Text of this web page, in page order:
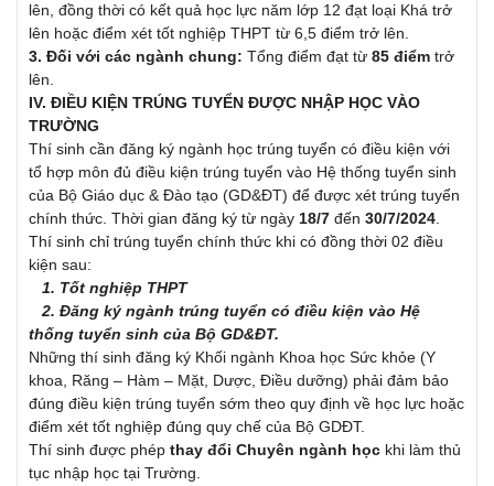
lên, đồng thời có kết quả học lực năm lớp 12 đạt loại Khá trở
lên hoặc điểm xét tốt nghiệp THPT từ 6,5 điểm trở lên.
3. Đối với các ngành chung: Tổng điểm đạt từ 85 điểm trở
lên.
IV. ĐIỀU KIỆN TRÚNG TUYỂN ĐƯỢC NHẬP HỌC VÀO
TRƯỜNG
Thí sinh cần đăng ký ngành học trúng tuyển có điều kiện với
tổ hợp môn đủ điều kiện trúng tuyển vào Hệ thống tuyển sinh
của Bộ Giáo dục & Đào tạo (GD&ĐT) để được xét trúng tuyển
chính thức. Thời gian đăng ký từ ngày 18/7 đến 30/7/2024
Thí sinh chỉ trúng tuyển chính thức khi có đồng thời 02 điều
kiện sau:
1. Tốt nghiệp THPT
2. Đăng ký ngành trúng tuyển có điều kiện vào Hệ
thống tuyển sinh của Bộ GD&ĐT.
Những thí sinh đăng ký Khối ngành Khoa học Sức khỏe (Y
khoa, Răng – Hàm – Mặt, Dược, Điều dưỡng) phải đảm bảo
đúng điều kiện trúng tuyển sớm theo quy định về học lực hoặc
điểm xét tốt nghiệp đúng quy chế của Bộ GDĐT.
Thí sinh được phép thay đổi Chuyên ngành học khi làm thủ
tục nhập học tại Trường.